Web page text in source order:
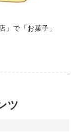
」で「お菓子」
ツ